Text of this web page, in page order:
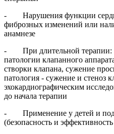
- Нарушения функции
фиброзных изменений или
анамнезе
- При длительной терапии:
патологии клапанного
створки клапана, сужение
патология - сужение и стеноз
эхокардиографическим
до начала терапии
- Применение у детей и
(безопасность и